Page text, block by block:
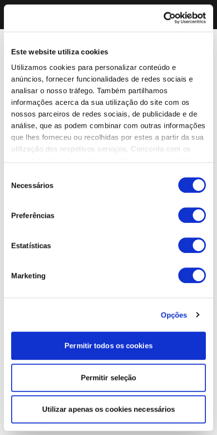
Este website utiliza cookies
Utilizamos cookies para personalizar conteúdo e
anúncios, fornecer funcionalidades de redes sociais e
analisar o nosso tráfego. Também partilhamos
informações acerca da sua utilização do site com os
nossos parceiros de redes sociais, de publicidade e de
análise, que as podem combinar com outras informações
que lhes forneceu ou recolhidas por estes a partir da sua
utilização dos respetivos serviços. Concorda com os
Necessários
Preferências
Estatísticas
Marketing
Opções
Permitir todos os cookies
Permitir seleção
Utilizar apenas os cookies necessários